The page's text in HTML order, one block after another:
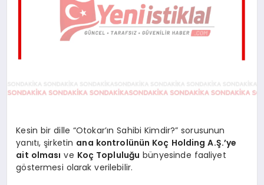
SPOR
TEKNOLOJI
Kesin bir dille “Otokar’ın Sahibi Kimdir?” sorusunun
yanıtı, şirketin ana kontrolünün Koç Holding A.Ş.’ye
ait olması ve Koç Topluluğu bünyesinde faaliyet
göstermesi olarak verilebilir.